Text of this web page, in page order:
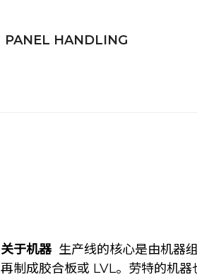
PANEL HANDLING
关于机器 生产线的核心是由机器
再制成胶合板或 LVL。劳特的机